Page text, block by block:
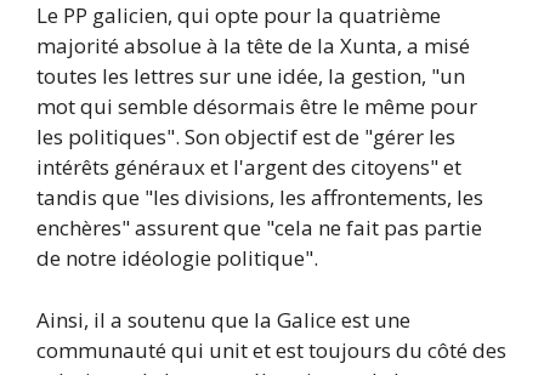
Le PP galicien, qui opte pour la quatrième
majorité absolue à la tête de la Xunta, a misé
toutes les lettres sur une idée, la gestion, "un
mot qui semble désormais être le même pour
les politiques". Son objectif est de "gérer les
intérêts généraux et l'argent des citoyens" et
tandis que "les divisions, les affrontements, les
enchères" assurent que "cela ne fait pas partie
de notre idéologie politique".
Ainsi, il a soutenu que la Galice est une
communauté qui unit et est toujours du côté des